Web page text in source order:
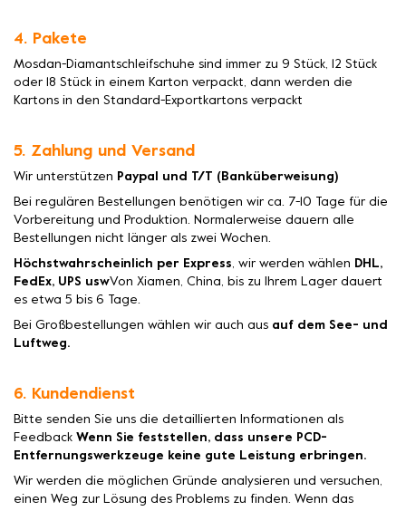
4. Pakete
Mosdan-Diamantschleifschuhe sind immer zu 9 Stück, 12 Stück
oder 18 Stück in einem Karton verpackt, dann werden die
Kartons in den Standard-Exportkartons verpackt
5. Zahlung und Versand
Wir unterstützen Paypal und T/T (Banküberweisung)
Bei regulären Bestellungen benötigen wir ca. 7-10 Tage für die
Vorbereitung und Produktion. Normalerweise dauern alle
Bestellungen nicht länger als zwei Wochen.
Höchstwahrscheinlich per Express, wir werden wählen DHL,
FedEx, UPS uswVon Xiamen, China, bis zu Ihrem Lager dauert
es etwa 5 bis 6 Tage.
Bei Großbestellungen wählen wir auch aus auf dem See- und
Luftweg.
6. Kundendienst
Bitte senden Sie uns die detaillierten Informationen als
Feedback Wenn Sie feststellen, dass unsere PCD-
Entfernungswerkzeuge keine gute Leistung erbringen.
Wir werden die möglichen Gründe analysieren und versuchen,
einen Weg zur Lösung des Problems zu finden. Wenn das